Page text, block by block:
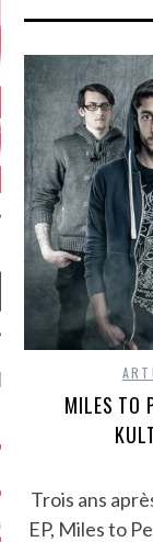
– HEL...
MILES TO
Trois ans
EP, Miles to